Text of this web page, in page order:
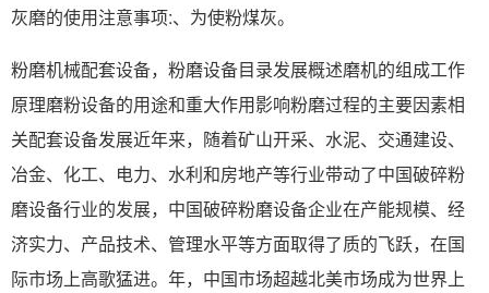
灰磨的使用注意事项:、为使粉煤灰。
粉磨机械配套设备，粉磨设备目录发展概述磨机的组成工作
原理磨粉设备的用途和重大作用影响粉磨过程的主要因素相
关配套设备发展近年来，随着矿山开采、水泥、交通建设、
冶金、化工、电力、水利和房地产等行业带动了中国破碎粉
磨设备行业的发展，中国破碎粉磨设备企业在产能规模、经
济实力、产品技术、管理水平等方面取得了质的飞跃，在国
际市场上高歌猛进。年，中国市场超越北美市场成为世界上